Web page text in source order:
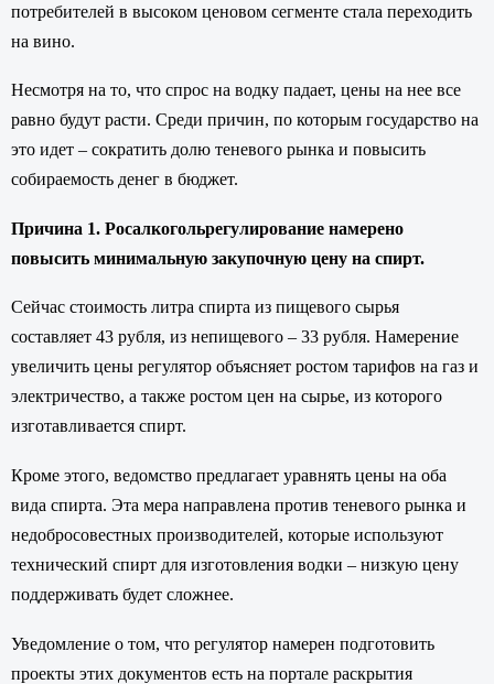
потребителей в высоком ценовом сегменте стала переходить
на вино.
Несмотря на то, что спрос на водку падает, цены на нее все
равно будут расти. Среди причин, по которым государство на
это идет – сократить долю теневого рынка и повысить
собираемость денег в бюджет.
Причина 1. Росалкогольрегулирование намерено
повысить минимальную закупочную цену на спирт.
Сейчас стоимость литра спирта из пищевого сырья
составляет 43 рубля, из непищевого – 33 рубля. Намерение
увеличить цены регулятор объясняет ростом тарифов на газ и
электричество, а также ростом цен на сырье, из которого
изготавливается спирт.
Кроме этого, ведомство предлагает уравнять цены на оба
вида спирта. Эта мера направлена против теневого рынка и
недобросовестных производителей, которые используют
технический спирт для изготовления водки – низкую цену
поддерживать будет сложнее.
Уведомление о том, что регулятор намерен подготовить
проекты этих документов есть на портале раскрытия